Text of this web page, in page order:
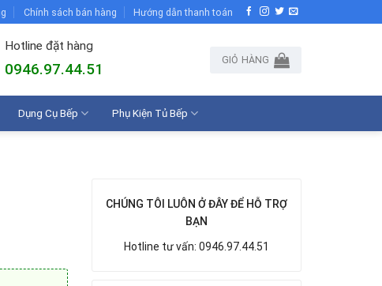
Chính sách bán hàng Hướng dẫn thanh toán
Hotline đặt hàng
0946.97.44.51
GIỎ HÀNG
Dụng Cụ Bếp Phụ Kiện Tủ Bếp
CHÚNG TÔI LUÔN Ở ĐÂY ĐỂ HỖ TRỢ
BẠN
Hotline tư vấn: 0946.97.44.51